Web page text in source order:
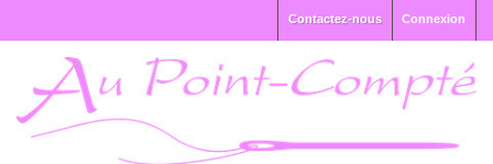
Connexion
Contactez-nous